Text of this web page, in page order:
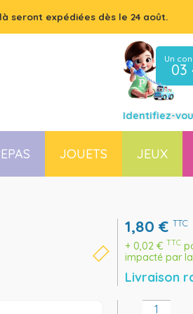
seront expédiées dès le 24 août.
Un
03
Identifiez-
JOUETS JEUX
1,80€ TTC
+0,02€ TTC
impacté par
Livraison